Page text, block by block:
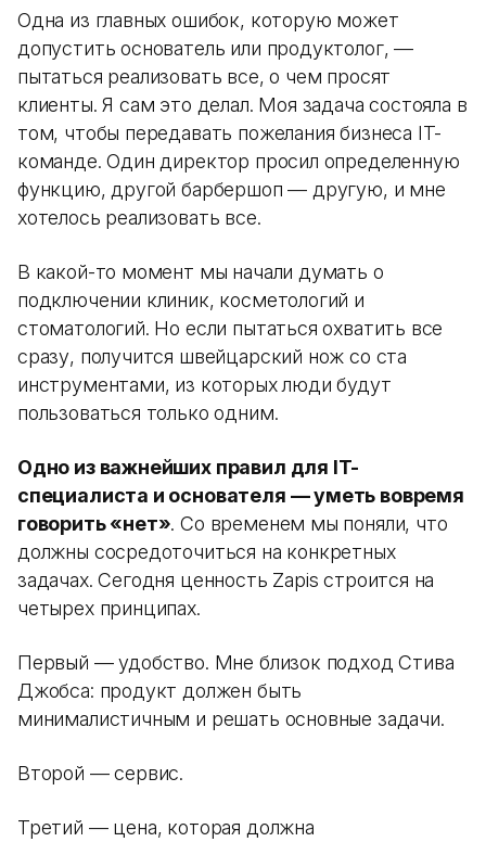
Одна из главных ошибок, которую может
допустить основатель или продуктолог, —
пытаться реализовать все, о чем просят
клиенты. Я сам это делал. Моя задача состояла в
том, чтобы передавать пожелания бизнеса IT-
команде. Один директор просил определенную
функцию, другой барбершоп — другую, и мне
хотелось реализовать все.
В какой-то момент мы начали думать о
подключении клиник, косметологий и
стоматологий. Но если пытаться охватить все
сразу, получится швейцарский нож со ста
инструментами, из которых люди будут
пользоваться только одним.
Одно из важнейших правил для IT-
специалиста и основателя — уметь вовремя
говорить «нет». Со временем мы поняли, что
должны сосредоточиться на конкретных
задачах. Сегодня ценность Zapis строится на
четырех принципах.
Первый — удобство. Мне близок подход Стива
Джобса: продукт должен быть
минималистичным и решать основные задачи.
Второй — сервис.
Третий — цена, которая должна